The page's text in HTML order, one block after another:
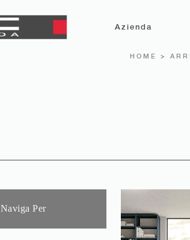
Azienda
HOME >
Naviga Per